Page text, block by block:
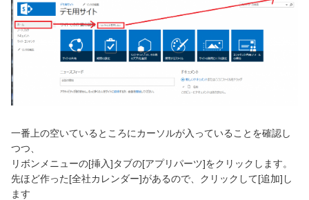
一番上の空いているところにカーソルが入っていることを確認し
つつ、
リボンメニューの[挿入]タブの[アプリパーツ]をクリックします。
先ほど作った[全社カレンダー]があるので、クリックして[追加]し
ます